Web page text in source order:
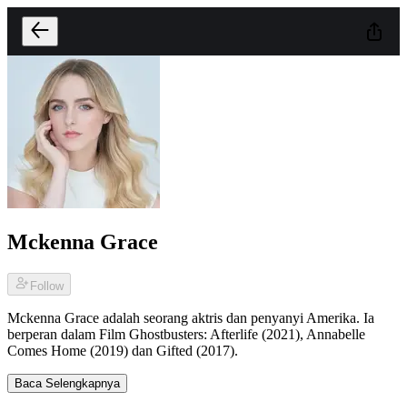
Mckenna Grace
Follow
Mckenna Grace adalah seorang aktris dan penyanyi Amerika. Ia
berperan dalam Film Ghostbusters: Afterlife (2021), Annabelle
Comes Home (2019) dan Gifted (2017).
Baca Selengkapnya